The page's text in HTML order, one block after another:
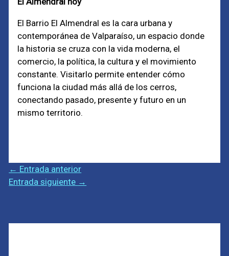
El Barrio El Almendral es la cara urbana y
contemporánea de Valparaíso, un espacio donde
la historia se cruza con la vida moderna, el
comercio, la política, la cultura y el movimiento
constante. Visitarlo permite entender cómo
funciona la ciudad más allá de los cerros,
conectando pasado, presente y futuro en un
mismo territorio.
← Entrada anterior
Entrada siguiente →